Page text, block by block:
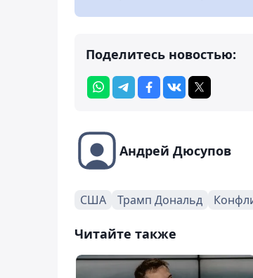
Поделитесь новостью:
Андрей Дюсупов
США Трамп Дональд
Читайте также